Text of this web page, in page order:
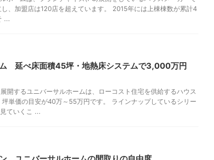
、加盟店は120店を超えています。 2015年には上棟棟数が累計4
...
延べ床面積45坪・地熱床システムで3,000万円
開するユニバーサルホームは、ローコスト住宅を供給するハウス
坪単価の目安が40万～55万円です。 ラインナップしているシリー
ていくこ ...